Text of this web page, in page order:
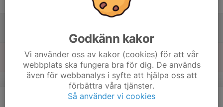
v.47
Godkänn kakor
Vi använder oss av kakor (cookies) för att vår
webbplats ska fungera bra för dig. De används
även för webbanalys i syfte att hjälpa oss att
förbättra våra tjänster.
Så använder vi cookies